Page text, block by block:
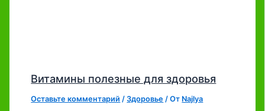
Витамины полезные для здоровья
Оставьте комментарий /Здоровье / От Najlya